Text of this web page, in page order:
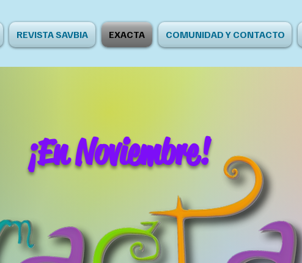
REVISTA SAVBIA EXACTA COMUNIDAD Y CONTACTO
¡En Noviembre!